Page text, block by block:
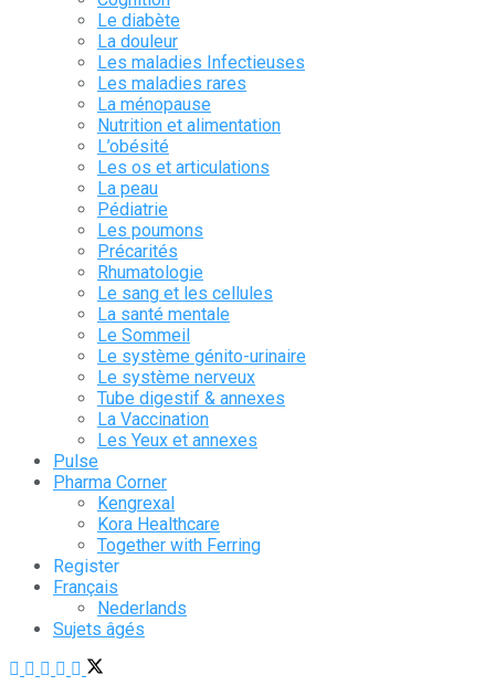
Le diabète
La douleur
Les maladies Infectieuses
Les maladies rares
La ménopause
Nutrition et alimentation
L’obésité
Les os et articulations
La peau
Pédiatrie
Les poumons
Précarités
Rhumatologie
Le sang et les cellules
La santé mentale
Le Sommeil
Le système génito-urinaire
Le système nerveux
Tube digestif & annexes
La Vaccination
Les Yeux et annexes
Pulse
Pharma Corner
Kengrexal
Kora Healthcare
Together with Ferring
Register
Français
Nederlands
Sujets âgés